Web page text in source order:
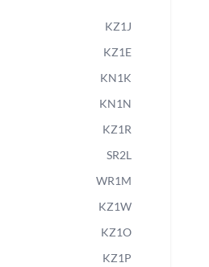
KZ1J
KZ1E
KN1K
KN1N
KZ1R
SR2L
WR1M
KZ1W
KZ1O
KZ1P